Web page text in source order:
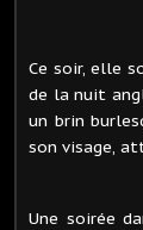
Ce soir, elle
de la nuit
un brin
son visage,
Une soirée